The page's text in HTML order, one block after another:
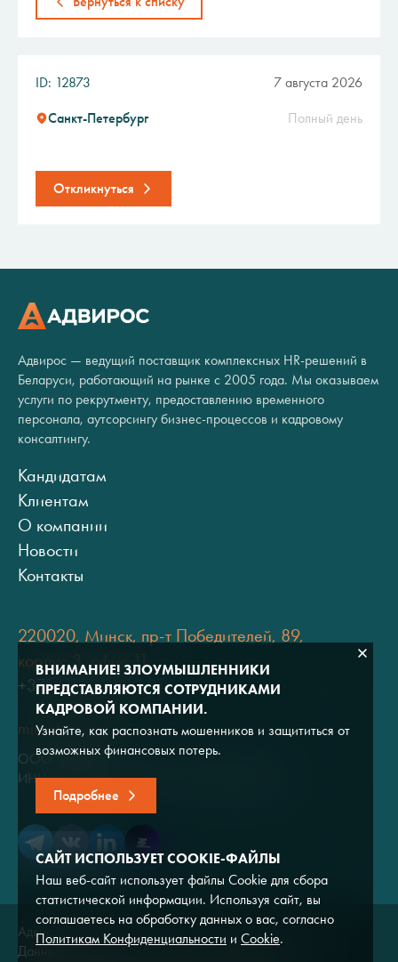
ID: 12873 7 августа 2026
Санкт-Петербург Полный день
Откликнуться
Адвирос — ведущий поставщик комплексных HR-решений в
Беларуси, работающий на рынке с 2005 года. Мы оказываем
услуги по рекрутменту, предоставлению временного
персонала, аутсорсингу бизнес-процессов и кадровому
консалтингу.
Кандидатам
Клиентам
О компании
Новости
Контакты
220020, Минск, пр-т Победителей, 89,
корпус 3, офис 11
+375 (17) 334 80 07
minsk@adviros.by
ООО "Адвирос"
ИНН 7714572528 / ОГРН 1047796766380
Адвирос © 2026
Данный сайт носит исключительно информационный
ВНИМАНИЕ! ЗЛОУМЫШЛЕННИКИ
ПРЕДСТАВЛЯЮТСЯ СОТРУДНИКАМИ
КАДРОВОЙ КОМПАНИИ.
Узнайте, как распознать мошенников и защититься от
возможных финансовых потерь.
Подробнее
САЙТ ИСПОЛЬЗУЕТ COOKIE-ФАЙЛЫ
Наш веб-сайт использует файлы Cookie для сбора
статистической информации. Используя сайт, вы
соглашаетесь на обработку данных о вас, согласно
Политикам Конфиденциальности и Cookie.